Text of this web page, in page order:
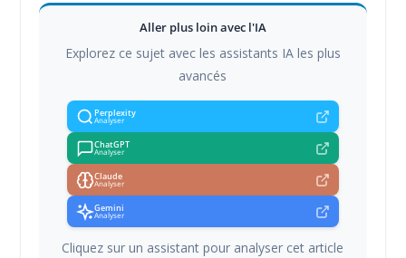
Aller plus loin avec l'IA
Explorez ce sujet avec les assistants IA les plus
avancés
Perplexity
Analyser
ChatGPT
Analyser
Claude
Analyser
Gemini
Analyser
Cliquez sur un assistant pour analyser cet article